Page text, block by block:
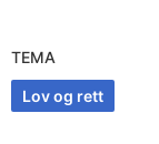
TEMA
Lov og rett